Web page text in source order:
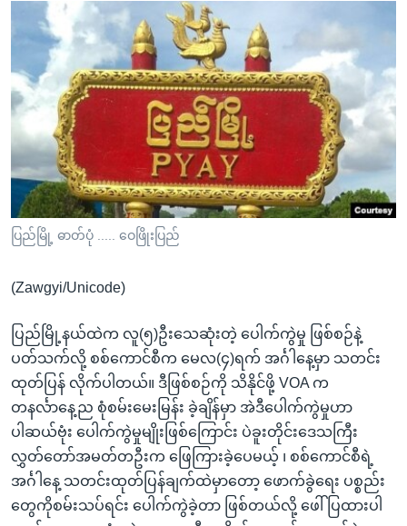
ပင်မ
အ
ညွန်း
စာမျက်နှာ
ကျော်
ကြည့်
ရှာဖွေ
နေရာ
သို့
ကျော်
ရန်
အမေရိကန်သုံးအီဒီယံ
မကြေးမုံရဲ့ အင်္ဂလိပ်စာ
ရုပ်ရှင်ထဲက အင်္ဂလိပ်စာ
သုတပဒေသာ အင်္ဂလိပ်စာ
အပတ်စဉ်ကဏ္ဍများ
ရေဒီယို
တီဗွီ
ရေဒီယိုနှင့်ရုပ်သံ အချက်အလက်များ
ရေဒီယို/တီဗွီအစီအစဉ်
Learning English
ဗွီအိုအေ လူမှုကွန်ယက်များ
ပြည်မြို့ ဓာတ်ပုံ ..... ဝေဖြိုးပြည်
(Zawgyi/Unicode)
ပြည်မြို့နယ်ထဲက လူ(၅)ဦးသေဆုံးတဲ့ ပေါက်ကွဲမှု ဖြစ်စဉ်နဲ့
ပတ်သက်လို့ စစ်ကောင်စီက မေလ(၄)ရက် အင်္ဂါနေ့မှာ သတင်း
ထုတ်ပြန် လိုက်ပါတယ်။ ဒီဖြစ်စဉ်ကို သိနိုင်ဖို့ VOA က
တနင်္လာနေ့ည စုံစမ်းမေးမြန်း ခဲ့ချိန်မှာ အဲဒီပေါက်ကွဲမှုဟာ
ပါဆယ်ဗုံး ပေါက်ကွဲမှုမျိုးဖြစ်ကြောင်း ပဲခူးတိုင်းဒေသကြီး
လွှတ်တော်အမတ်တဦးက ဖြေကြားခဲ့ပေမယ့် ၊ စစ်ကောင်စီရဲ့
အင်္ဂါနေ့ သတင်းထုတ်ပြန်ချက်ထဲမှာတော့ ဖောက်ခွဲရေး ပစ္စည်း
တွေကိုစမ်းသပ်ရင်း ပေါက်ကွဲခဲ့တာ ဖြစ်တယ်လို့ ဖေါ်ပြထားပါ